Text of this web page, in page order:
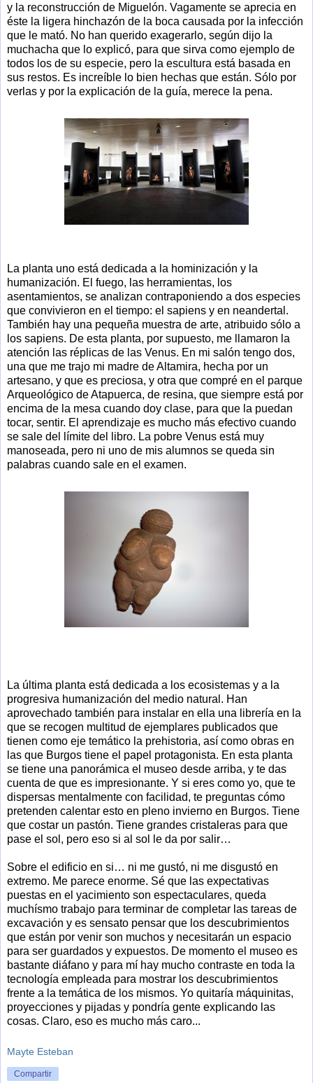
y la reconstrucción de Miguelón. Vagamente se aprecia en
éste la ligera hinchazón de la boca causada por la infección
que le mató. No han querido exagerarlo, según dijo la
muchacha que lo explicó, para que sirva como ejemplo de
todos los de su especie, pero la escultura está basada en
sus restos. Es increíble lo bien hechas que están. Sólo por
verlas y por la explicación de la guía, merece la pena.
La planta uno está dedicada a la hominización y la
humanización. El fuego, las herramientas, los
asentamientos, se analizan contraponiendo a dos especies
que convivieron en el tiempo: el sapiens y en neandertal.
También hay una pequeña muestra de arte, atribuido sólo a
los sapiens. De esta planta, por supuesto, me llamaron la
atención las réplicas de las Venus. En mi salón tengo dos,
una que me trajo mi madre de Altamira, hecha por un
artesano, y que es preciosa, y otra que compré en el parque
Arqueológico de Atapuerca, de resina, que siempre está por
encima de la mesa cuando doy clase, para que la puedan
tocar, sentir. El aprendizaje es mucho más efectivo cuando
se sale del límite del libro. La pobre Venus está muy
manoseada, pero ni uno de mis alumnos se queda sin
palabras cuando sale en el examen.
La última planta está dedicada a los ecosistemas y a la
progresiva humanización del medio natural. Han
aprovechado también para instalar en ella una librería en la
que se recogen multitud de ejemplares publicados que
tienen como eje temático la prehistoria, así como obras en
las que Burgos tiene el papel protagonista. En esta planta
se tiene una panorámica el museo desde arriba, y te das
cuenta de que es impresionante. Y si eres como yo, que te
dispersas mentalmente con facilidad, te preguntas cómo
pretenden calentar esto en pleno invierno en Burgos. Tiene
que costar un pastón. Tiene grandes cristaleras para que
pase el sol, pero eso si al sol le da por salir…
Sobre el edificio en si… ni me gustó, ni me disgustó en
extremo. Me parece enorme. Sé que las expectativas
puestas en el yacimiento son espectaculares, queda
muchísmo trabajo para terminar de completar las tareas de
excavación y es sensato pensar que los descubrimientos
que están por venir son muchos y necesitarán un espacio
para ser guardados y expuestos. De momento el museo es
bastante diáfano y para mí hay mucho contraste en toda la
tecnología empleada para mostrar los descubrimientos
frente a la temática de los mismos. Yo quitaría máquinitas,
proyecciones y pijadas y pondría gente explicando las
cosas. Claro, eso es mucho más caro...
Mayte Esteban
Compartir